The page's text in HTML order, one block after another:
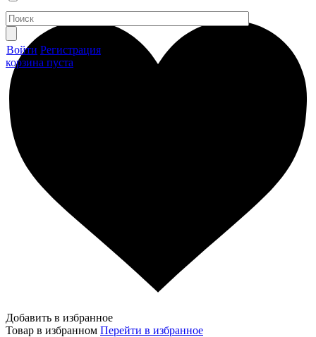
Войти Регистрация
корзина пуста
Добавить в избранное
Товар в избранном Перейти в избранное